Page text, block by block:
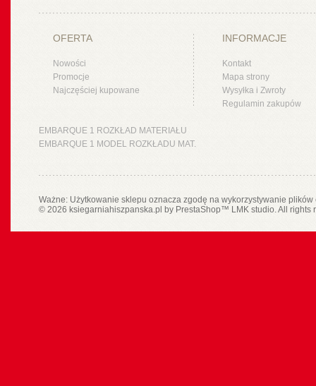
OFERTA
Nowości
Promocje
Najczęściej kupowane
INFORMACJE
Kontakt
Mapa strony
Wysyłka i Zwroty
Regulamin zakupów
EMBARQUE 1 ROZKŁAD MATERIAŁU
EMBARQUE 1 MODEL ROZKŁADU MAT.
Ważne: Użytkowanie sklepu oznacza zgodę na wykorzystywanie
© 2026 ksiegarniahiszpanska.pl by PrestaShop™ LMK studio. All rights